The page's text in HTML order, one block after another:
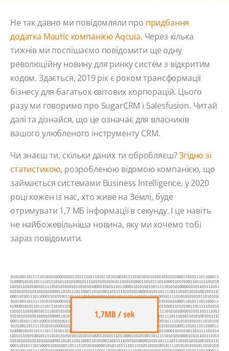
Не так давно ми повідомляли про придбання
додатка Mautic компанією Aqcuia. Через кілька
тижнів ми поспішаємо повідомити ще одну
революційну новину для ринку систем з відкритим
кодом. Здається, 2019 рік є роком трансформації
бізнесу для багатьох світових корпорацій. Цього
разу ми говоримо про SugarCRM і Salesfusion. Читай
далі та дізнайся, що це означає для власників
вашого улюбленого інструменту CRM.
Чи знаєш ти, скільки даних ти обробляєш?Згідно зі
статистикою, розробленою відомою компанією, що
займається системами Business Intelligence, у 2020
році кожен із нас, хто живе на Землі, буде
отримувати 1,7 МБ інформації в секунду. І це навіть
не найбожевільніша новина, яку ми хочемо тобі
зараз повідомити.